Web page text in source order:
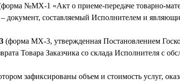
№МХ-1 «Акт о приеме-передаче товарно-
документ, составляемый Исполнителем и
(форма МХ-3, утвержденная Постановлением
Товара Заказчика со склада Исполнителя с
зафиксированы объем и стоимость услуг,